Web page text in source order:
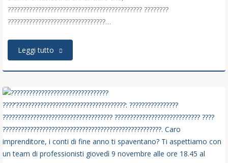
???????????????????????????????????????????? ????????
????????????????????????????????…
Leggi tutto